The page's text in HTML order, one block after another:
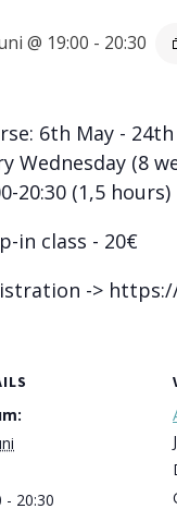
@ 19:00 - 20:30
6th May - 24th
Wednesday (8
20:30 (1,5 hours)
in class - 20€
->
- 20:30